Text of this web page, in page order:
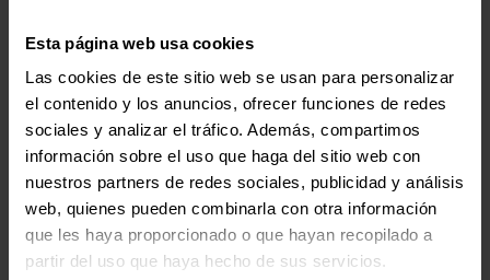
Esta página web usa cookies
Las cookies de este sitio web se usan para personalizar
el contenido y los anuncios, ofrecer funciones de redes
sociales y analizar el tráfico. Además, compartimos
información sobre el uso que haga del sitio web con
nuestros partners de redes sociales, publicidad y análisis
web, quienes pueden combinarla con otra información
que les haya proporcionado o que hayan recopilado a
partir del uso que haya hecho de sus servicios.